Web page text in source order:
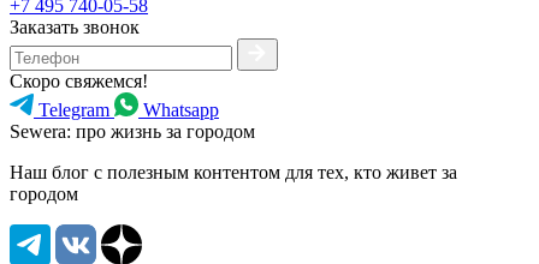
+7 495 740-05-58
Заказать звонок
Скоро свяжемся!
Telegram
Whatsapp
Sewera: про жизнь за городом
Наш блог c полезным контентом для тех, кто живет за
городом